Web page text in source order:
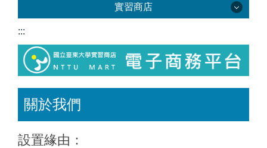
實習商店
實習商店
關於我們
最新消息
產品資訊
:::
關於我們
設置緣由：